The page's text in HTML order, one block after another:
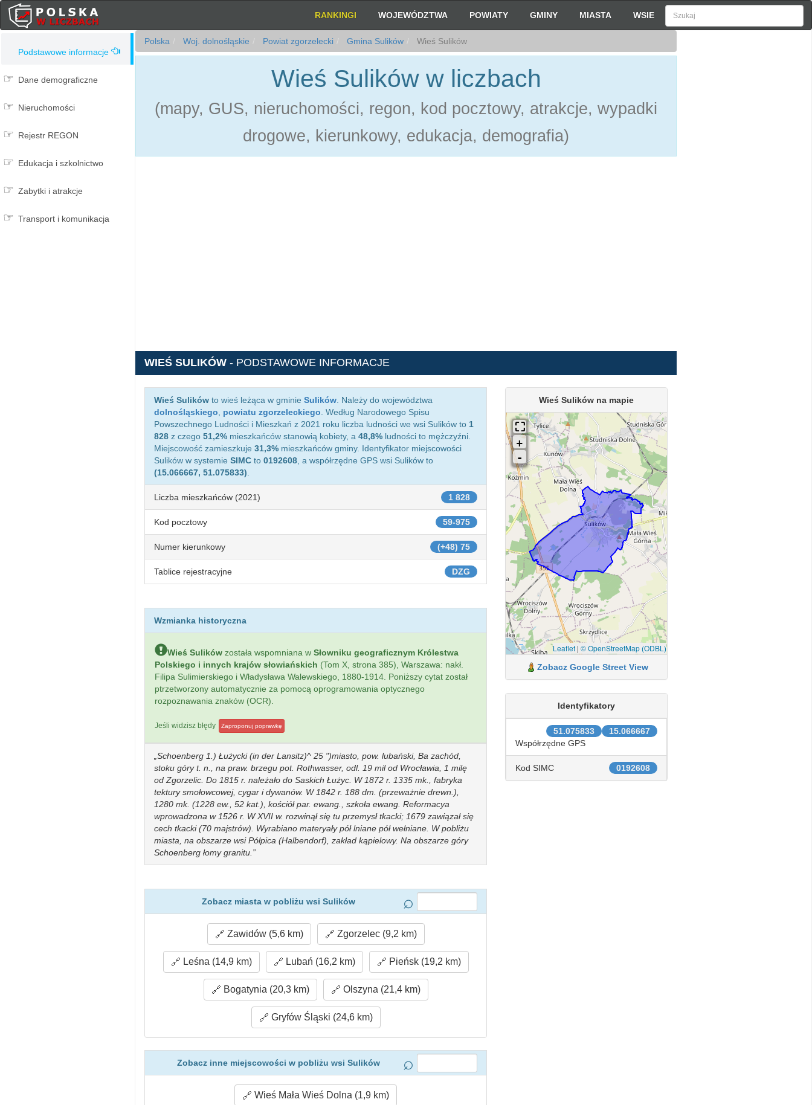
RANKINGI WOJEWÓDZTWA POWIATY GMINY MIASTA WSIE
Podstawowe informacje
Dane demograficzne
Nieruchomości
Rejestr REGON
Edukacja i szkolnictwo
Zabytki i atrakcje
Transport i komunikacja
Polska Woj. dolnośląskie Powiat zgorzelecki Gmina Sulików Wieś Sulików
Wieś Sulików w liczbach
(mapy, GUS, nieruchomości, regon, kod pocztowy, atrakcje, wypadki
drogowe, kierunkowy, edukacja, demografia)
WIEŚ SULIKÓW - PODSTAWOWE INFORMACJE
Wieś Sulików to wieś leżąca w gminie Sulików . Należy do województwa
dolnośląskiego
powiatu zgorzeleckiego . Według Narodowego Spisu
Powszechnego Ludności i Mieszkań z 2021 roku liczba ludności we wsi Sulików to 1
828 z czego 51,2% mieszkańców stanowią kobiety, a 48,8% ludności to mężczyźni.
Miejscowość zamieszkuje 31,3% mieszkańców gminy. Identyfikator miejscowości
Sulików w systemie SIMC to 0192608 , a współrzędne GPS wsi Sulików to
(15.066667, 51.075833)
1 828
Liczba mieszkańców (2021)
59-975
Kod pocztowy
(+48) 75
Numer kierunkowy
DZG
Tablice rejestracyjne
Wzmianka historyczna
Wieś Sulików została wspomniana w Słowniku geograficznym Królestwa
Polskiego i innych krajów słowiańskich (Tom X, strona 385), Warszawa: nakł.
Filipa Sulimierskiego i Władysława Walewskiego, 1880-1914. Poniższy cytat został
ptrzetworzony automatycznie za pomocą oprogramowania optycznego
rozpoznawania znaków (OCR).
Jeśli widzisz błędy Zaproponuj poprawkę
Schoenberg 1.) Łużycki (in der Lansitz)^ 25 ")miasto, pow. lubański, Ba zachód,
stoku góry t. n., na praw. brzegu pot. Rothwasser, odl. 19 mil od Wrocławia, 1 milę
od Zgorzelic. Do 1815 r. należało do Saskich Łużyc. W 1872 r. 1335 mk., fabryka
tektury smołowcowej, cygar i dywanów. W 1842 r. 188 dm. (przeważnie drewn.),
1280 mk. (1228 ew., 52 kat.), kościół par. ewang., szkoła ewang. Reformacya
wprowadzona w 1526 r. W XVII w. rozwinął się tu przemysł tkacki; 1679 zawiązał się
cech tkacki (70 majstrów). Wyrabiano materyały pół lniane pół wełniane. W pobliżu
miasta, na obszarze wsi Półpica (Halbendorf), zakład kąpielowy. Na obszarze góry
Schoenberg łomy granitu.
Zobacz miasta w pobliżu wsi Sulików
Zawidów (5,6 km) Zgorzelec (9,2 km)
Leśna (14,9 km) Lubań (16,2 km) Pieńsk (19,2 km)
Bogatynia (20,3 km) Olszyna (21,4 km)
Gryfów Śląski (24,6 km)
Zobacz inne miejscowości w pobliżu wsi Sulików
Wieś Mała Wieś Dolna (1,9 km)
Wieś Sulików na mapie
Leaflet| © OpenStreetMap (ODBL)
Zobacz Google Street View
Identyfikatory
15.066667
51.075833
Współrzędne GPS
0192608
Kod SIMC